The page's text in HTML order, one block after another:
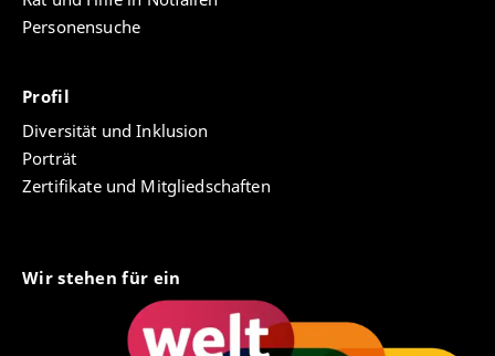
für das Konsumverhalten und die Arbeitseinstellung
auseinandergesetzt werden.
Personensuche
Profil
Diversität und Inklusion
Porträt
Zertifikate und Mitgliedschaften
Wir stehen für ein